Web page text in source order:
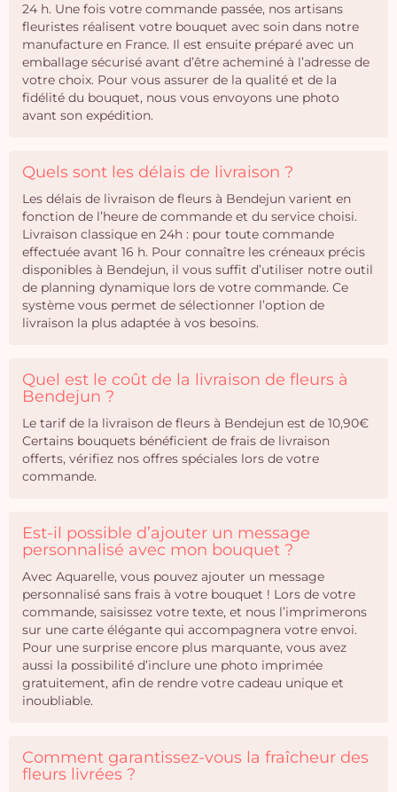
24 h. Une fois votre commande passée, nos artisans
fleuristes réalisent votre bouquet avec soin dans notre
manufacture en France. Il est ensuite préparé avec un
emballage sécurisé avant d’être acheminé à l’adresse de
votre choix. Pour vous assurer de la qualité et de la
fidélité du bouquet, nous vous envoyons une photo
avant son expédition.
Quels sont les délais de livraison ?
Les délais de livraison de fleurs à Bendejun varient en
fonction de l’heure de commande et du service choisi.
Livraison classique en 24h : pour toute commande
effectuée avant 16 h. Pour connaître les créneaux précis
disponibles à Bendejun, il vous suffit d’utiliser notre outil
de planning dynamique lors de votre commande. Ce
système vous permet de sélectionner l’option de
livraison la plus adaptée à vos besoins.
Quel est le coût de la livraison de fleurs à
Bendejun ?
Le tarif de la livraison de fleurs à Bendejun est de 10,90€
Certains bouquets bénéficient de frais de livraison
offerts, vérifiez nos offres spéciales lors de votre
commande.
Est-il possible d’ajouter un message
personnalisé avec mon bouquet ?
Avec Aquarelle, vous pouvez ajouter un message
personnalisé sans frais à votre bouquet ! Lors de votre
commande, saisissez votre texte, et nous l’imprimerons
sur une carte élégante qui accompagnera votre envoi.
Pour une surprise encore plus marquante, vous avez
aussi la possibilité d’inclure une photo imprimée
gratuitement, afin de rendre votre cadeau unique et
inoubliable.
Comment garantissez-vous la fraîcheur des
fleurs livrées ?